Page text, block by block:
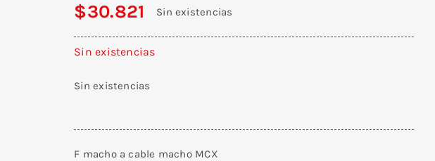
$30.821 Sin existencias
Sin existencias
Sin existencias
F macho a cable macho MCX